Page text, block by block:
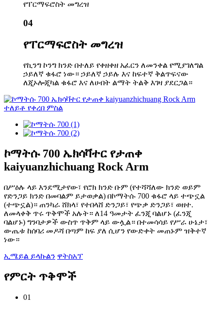
የፐርማፍሮስት መግረዝ
04
የፐርማፍሮስት መግረዝ
የኪንግ ኮንግ ክንድ በተለይ የቀዘቀዘ አፈርን ለመንቀል የሚያገለግል
ኃይለኛ ቁፋሮ ነው። ኃይለኛ ኃይሉ እና ከፍተኛ ቅልጥፍናው
ለጂኦሎጂካል ቁፋሮ እና ለሀብት ልማት ትልቅ እገዛ ያደርጋል።
ኮማትሱ 700 ኤክሳቫተር የታጠቀ
kaiyuanzhichuang Rock Arm
በሥዕሉ ላይ እንደሚታየው፣ የሮክ ክንድ ቡም (የተሻሻለው ክንድ ወይም
የድንጋይ ክንድ በመባልም ይታወቃል) በኮማትሱ 700 ቁፋሮ ላይ ተጭኗል
(ተጭኗል)። ጠንካራ ሸክላ፣ የተበላሸ ድንጋይ፣ የጭቃ ድንጋይ፣ ወዘተ.
ለመላቀቅ ጥሩ ጥቅሞች አሉት። ለ14 ዓመታት ፈንጂ ባልሆኑ (ፈንጂ
ባልሆኑ) ግንባታዎች ውስጥ ጥቅም ላይ ውሏል። በተመሳሳይ የሥራ ሁኔታ፣
ውጤቱ ከሰባሪ መዶሻ በጣም ከፍ ያለ ሲሆን የውድቀት መጠኑም ዝቅተኛ
ነው።
ኢሜይል ይላኩልን ዋትስአፕ
የምርት ጥቅሞች
01